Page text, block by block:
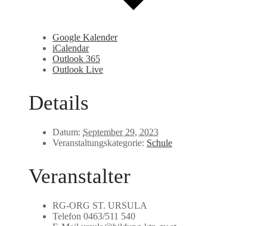
Google Kalender
iCalendar
Outlook 365
Outlook Live
Details
Datum: September 29, 2023
Veranstaltungskategorie: Schule
Veranstalter
RG-ORG ST. URSULA
Telefon 0463/511 540